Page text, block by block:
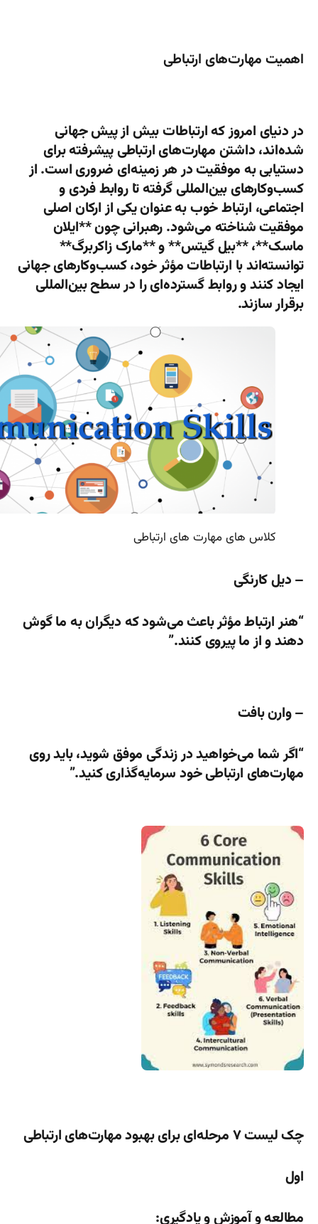
اهمیت مهارت‌های ارتباطی
در دنیای امروز که ارتباطات بیش از پیش جهانی
شده‌اند، داشتن مهارت‌های ارتباطی پیشرفته برای
دستیابی به موفقیت در هر زمینه‌ای ضروری است. از
کسب‌وکارهای بین‌المللی گرفته تا روابط فردی و
اجتماعی، ارتباط خوب به عنوان یکی از ارکان اصلی
موفقیت شناخته می‌شود. رهبرانی چون **ایلان
ماسک**، **بیل گیتس** و **مارک زاکربرگ**
توانسته‌اند با ارتباطات مؤثر خود، کسب‌وکارهای جهانی
ایجاد کنند و روابط گسترده‌ای را در سطح بین‌المللی
برقرار سازند.
کلاس های مهارت های ارتباطی
– دیل کارنگی
“هنر ارتباط مؤثر باعث می‌شود که دیگران به ما گوش
دهند و از ما پیروی کنند.”
– وارن بافت
“اگر شما می‌خواهید در زندگی موفق شوید، باید روی
مهارت‌های ارتباطی خود سرمایه‌گذاری کنید.”
چک لیست ۷ مرحله‌ای برای بهبود مهارت‌های ارتباطی
اول
مطالعه و آموزش و یادگیری: